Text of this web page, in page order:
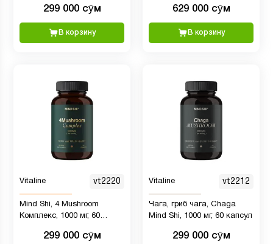
299 000 сӯм
В корзину
полипренолами )
629 000 сӯм
В корзину
Vitaline vt2220
Mind Shi, 4 Mushroom
Комплекс, 1000 мг, 60
299 000 сӯм
Vitaline vt2212
Чага, гриб чага, Chaga
Mind Shi, 1000 мг, 60 капсул
299 000 сӯм